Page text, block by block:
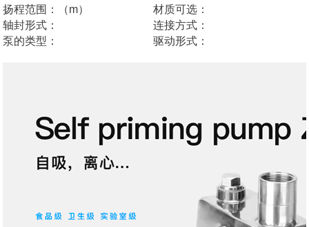
扬程范围：（m）
轴封形式：
泵的类型：
材质可选：
连接方式：
驱动形式：